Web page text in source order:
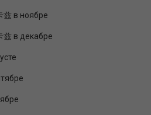
в ноябре
в декабре